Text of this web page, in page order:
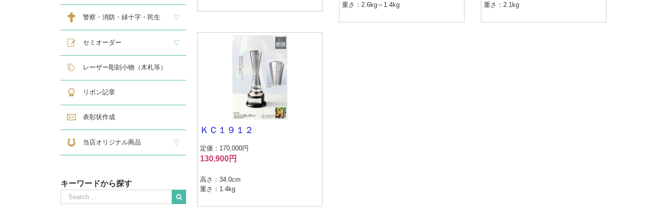
重さ：2.6kg～1.4kg
重さ：2.1kg
ＫＣ１９１２
定価：170,000円
130,900円
高さ：34.0cm
重さ：1.4kg
スタンダードクリスタル１
スタンダードクリスタル２
ゴルフ専用クリスタル
警察・消防・緑十字・民生
レリーフ交換式各種
民生・緑十字専用楯
自衛隊専用
警察消防関連メダル
セミオーダー
サンドブラスト
レーザー彫刻楯
フルカラーダイレクトプリント
インクジェットプリントエポ
オリジナル木札
レーザー彫刻小物（木札等）
リボン記章
表彰状作成
当店オリジナル商品
キーワードから探す
Search
for:
When autocomplete results are available use up and down arrows to review and enter to go to the desired page. Touch device users, explore by touch or with swipe gestures.